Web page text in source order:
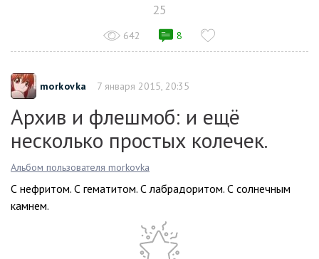
25
642 8
morkovka 7 января 2015, 20:35
Архив и флешмоб: и ещё
несколько простых колечек.
Альбом пользователя morkovka
С нефритом. С гематитом. С лабрадоритом. С солнечным
камнем.